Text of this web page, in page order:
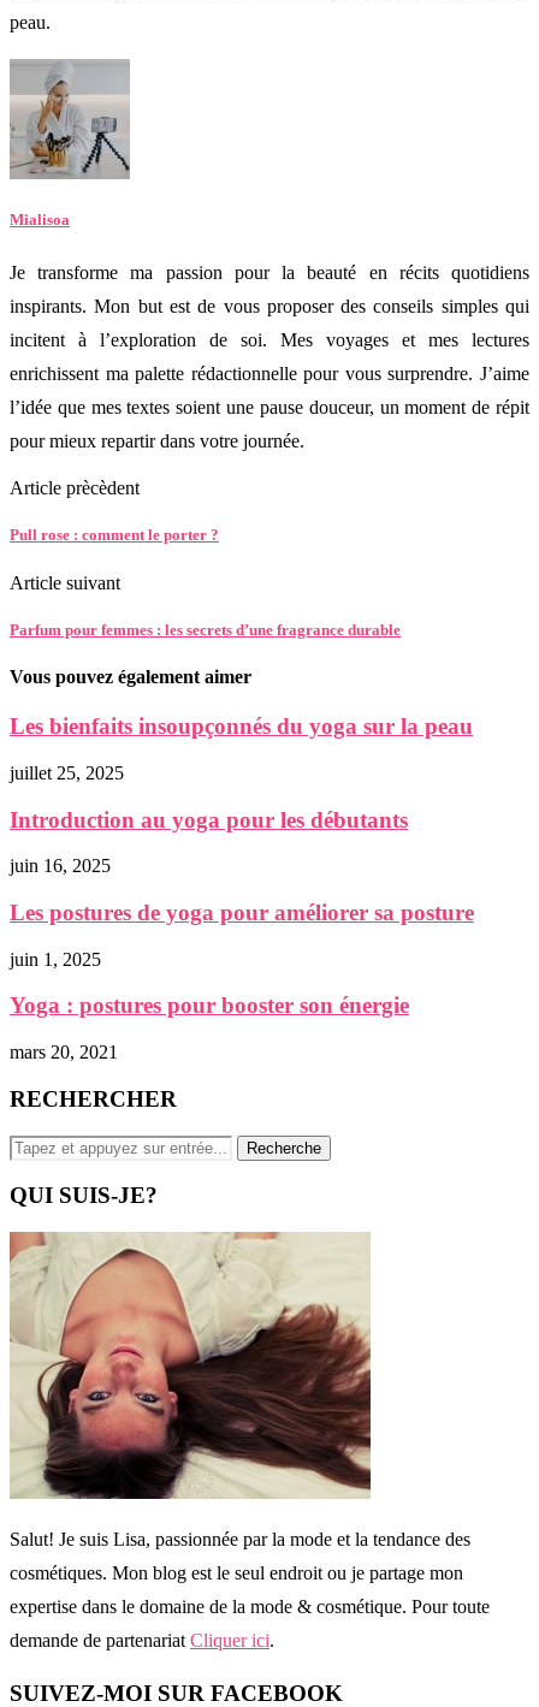
peau.
Mialisoa
Je transforme ma passion pour la beauté en récits quotidiens
inspirants. Mon but est de vous proposer des conseils simples qui
incitent à l’exploration de soi. Mes voyages et mes lectures
enrichissent ma palette rédactionnelle pour vous surprendre. J’aime
l’idée que mes textes soient une pause douceur, un moment de répit
pour mieux repartir dans votre journée.
Article prècèdent
Pull rose : comment le porter ?
Article suivant
Parfum pour femmes : les secrets d’une fragrance durable
Vous pouvez également aimer
Les bienfaits insoupçonnés du yoga sur la peau
juillet 25, 2025
Introduction au yoga pour les débutants
juin 16, 2025
Les postures de yoga pour améliorer sa posture
juin 1, 2025
Yoga : postures pour booster son énergie
mars 20, 2021
RECHERCHER
QUI SUIS-JE?
Salut! Je suis Lisa, passionnée par la mode et la tendance des
cosmétiques. Mon blog est le seul endroit ou je partage mon
expertise dans le domaine de la mode & cosmétique. Pour toute
demande de partenariat Cliquer ici.
SUIVEZ-MOI SUR FACEBOOK